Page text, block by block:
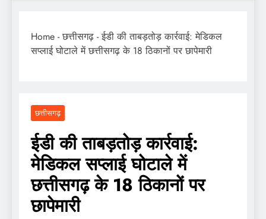
Home -छत्तीसगढ़ -ईडी की ताबड़तोड़ कार्रवाई: मेडिकल
सप्लाई घोटाले में छत्तीसगढ़ के 18 ठिकानों पर छापेमारी
छत्तीसगढ़
ईडी की ताबड़तोड़ कार्रवाई:
मेडिकल सप्लाई घोटाले में
छत्तीसगढ़ के 18 ठिकानों पर
छापेमारी